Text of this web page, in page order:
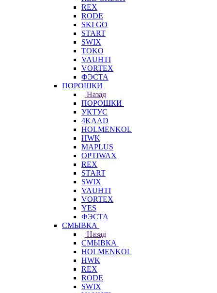
REX
RODE
SKI GO
START
SWIX
TOKO
VAUHTI
VORTEX
ФЭСТА
ПОРОШКИ
Назад
ПОРОШКИ
УКТУС
4KAAD
HOLMENKOL
HWK
MAPLUS
OPTIWAX
REX
START
SWIX
VAUHTI
VORTEX
YES
ФЭСТА
СМЫВКА
Назад
СМЫВКА
HOLMENKOL
HWK
REX
RODE
SWIX